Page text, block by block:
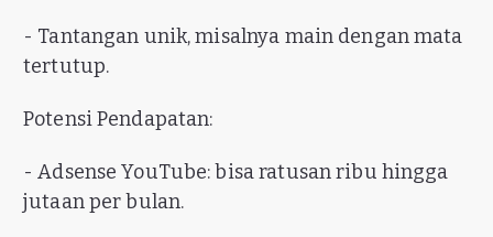
- Tantangan unik, misalnya main dengan mata
tertutup.
Potensi Pendapatan:
- Adsense YouTube: bisa ratusan ribu hingga
jutaan per bulan.